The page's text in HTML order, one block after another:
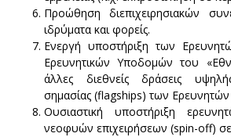
Προώθηση διεπιχειρησιακών
ιδρύματα και φορείς.
Ενεργή υποστήριξη των
Ερευνητικών Υποδομών του
άλλες διεθνείς δράσεις
σημασίας (flagships) των Ερευνητών
Ουσιαστική υποστήριξη
νεοφυών επιχειρήσεων (spin-off) σε